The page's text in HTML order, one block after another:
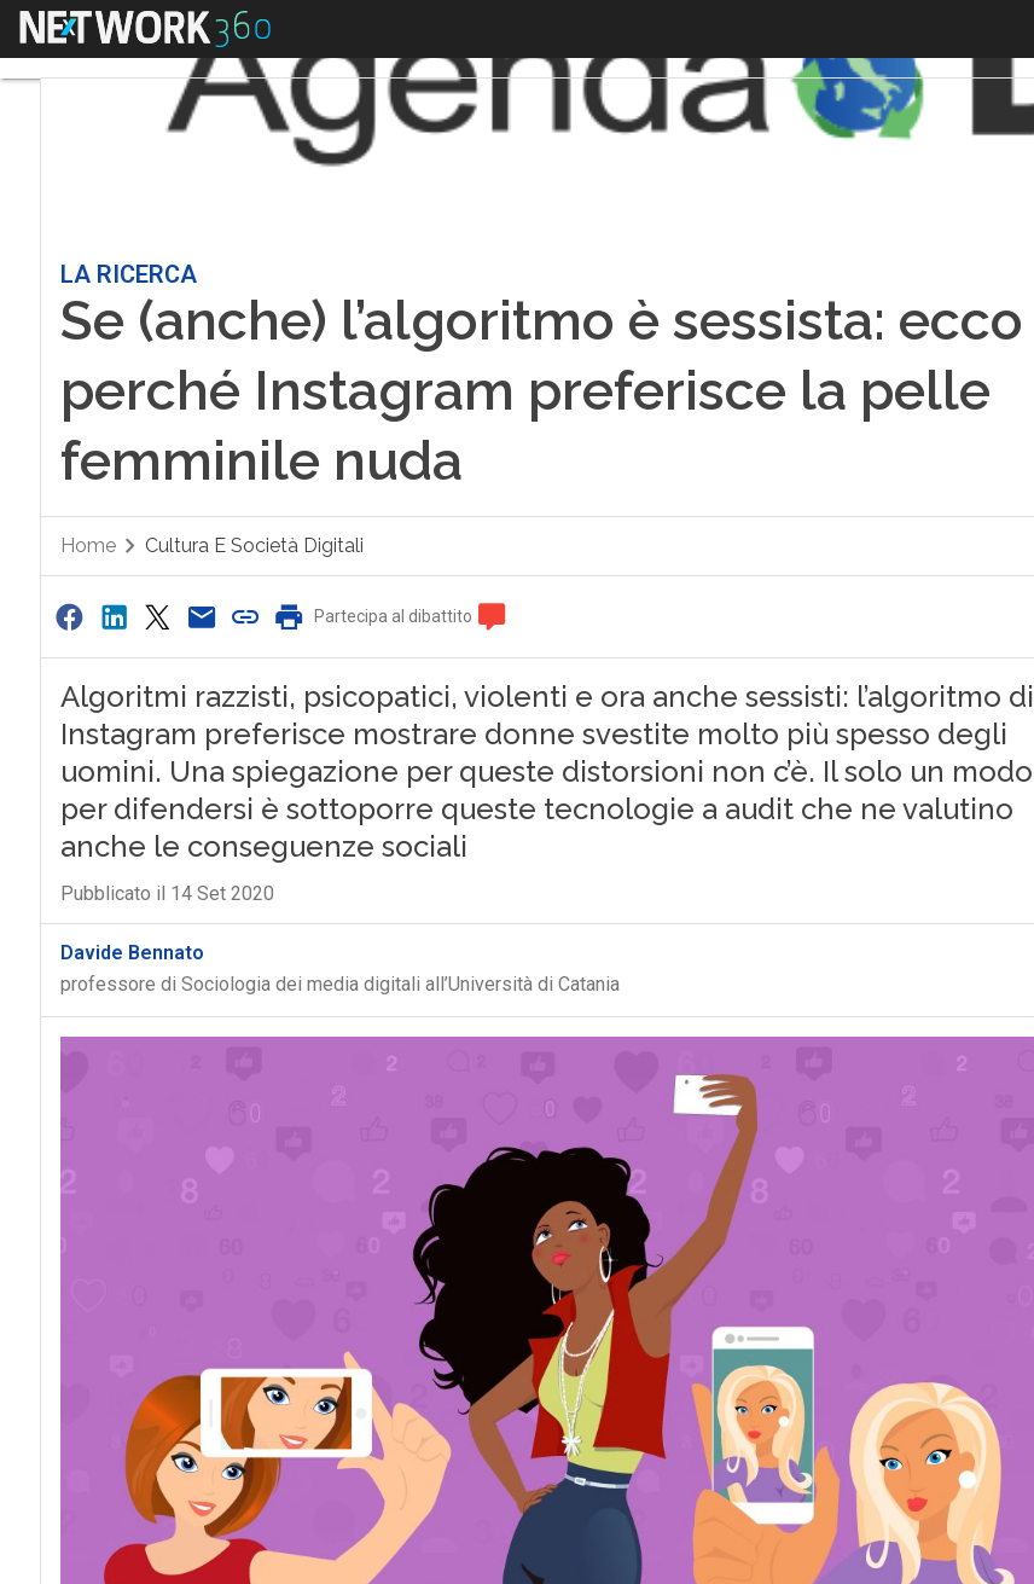
Menu
LA RICERCA
Se (anche) l’algoritmo è sessista: ecco
perché Instagram preferisce la pelle
femminile nuda
Home Cultura E Società Digitali
Partecipa al dibattito
Algoritmi razzisti, psicopatici, violenti e ora anche sessisti: l’algoritmo di
Instagram preferisce mostrare donne svestite molto più spesso degli
uomini. Una spiegazione per queste distorsioni non c’è. Il solo un modo
per difendersi è sottoporre queste tecnologie a audit che ne valutino
anche le conseguenze sociali
Pubblicato il 14 Set 2020
Davide Bennato
professore di Sociologia dei media digitali all’Università di Catania